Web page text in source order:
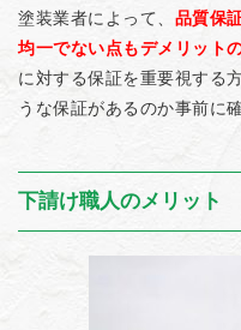
塗装業者によって、 品質保
均一でない点もデメリット
に対する保証を重要視する
うな保証があるのか事前に
下請け職人のメリット